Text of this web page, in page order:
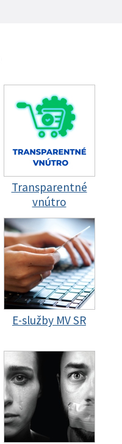
Transparentné
vnútro
E-služby MV SR